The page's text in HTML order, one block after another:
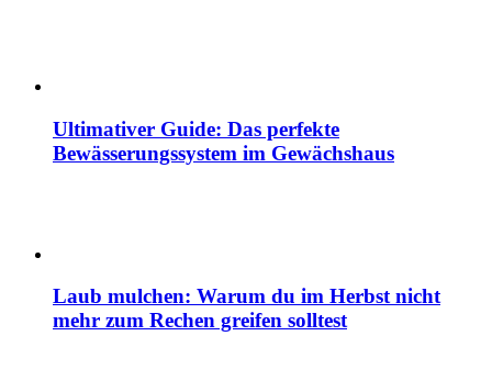
Ultimativer Guide: Das perfekte
Bewässerungssystem im Gewächshaus
Laub mulchen: Warum du im Herbst nicht
mehr zum Rechen greifen solltest